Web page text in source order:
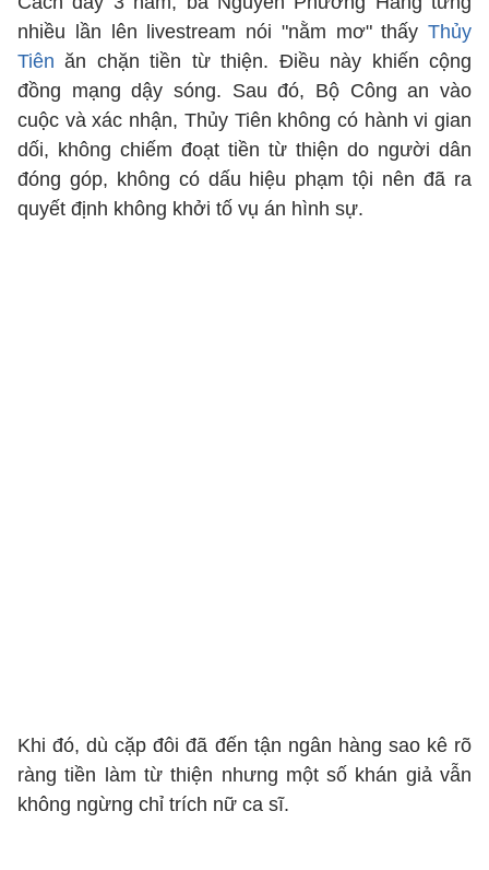
nhiều lần lên livestream nói "nằm mơ" thấy Thủy
Tiên ăn chặn tiền từ thiện. Điều này khiến cộng
đồng mạng dậy sóng. Sau đó, Bộ Công an vào
cuộc và xác nhận, Thủy Tiên không có hành vi gian
dối, không chiếm đoạt tiền từ thiện do người dân
đóng góp, không có dấu hiệu phạm tội nên đã ra
quyết định không khởi tố vụ án hình sự.
Khi đó, dù cặp đôi đã đến tận ngân hàng sao kê rõ
ràng tiền làm từ thiện nhưng một số khán giả vẫn
không ngừng chỉ trích nữ ca sĩ.